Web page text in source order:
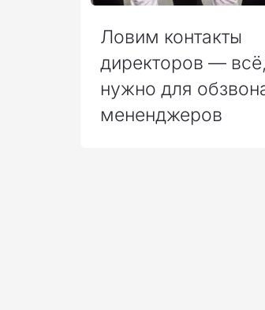
Ловим контакты
директоров —
нужно для
мененджеров